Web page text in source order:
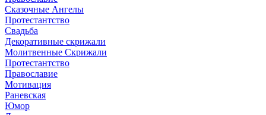
Сказочные Ангелы
Протестантство
Свадьба
Декоративные скрижали
Молитвенные Скрижали
Протестантство
Православие
Мотивация
Раневская
Юмор